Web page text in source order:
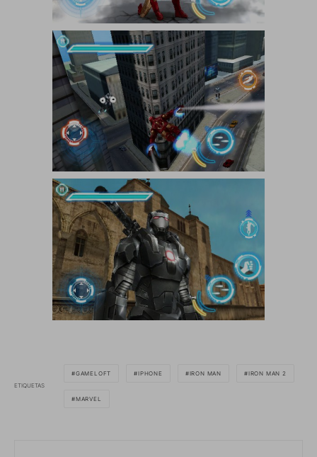
ETIQUETAS
GAMELOFT IPHONE IRON MAN IRON MAN 2
MARVEL